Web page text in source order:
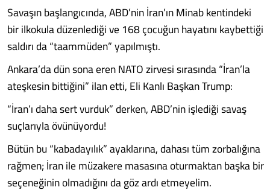
Savaşın başlangıcında, ABD’nin İran’ın Minab kentindeki
bir ilkokula düzenlediği ve 168 çocuğun hayatını kaybettiği
saldırı da “taammüden” yapılmıştı.
Ankara’da dün sona eren NATO zirvesi sırasında “İran’la
ateşkesin bittiğini” ilan etti, Eli Kanlı Başkan Trump:
“İran’ı daha sert vurduk” derken, ABD’nin işlediği savaş
suçlarıyla övünüyordu!
Bütün bu “kabadayılık” ayaklarına, dahası tüm zorbalığına
rağmen; İran ile müzakere masasına oturmaktan başka bir
seçeneğinin olmadığını da göz ardı etmeyelim.